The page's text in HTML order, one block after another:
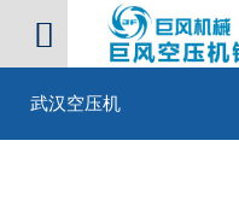

武汉空压机